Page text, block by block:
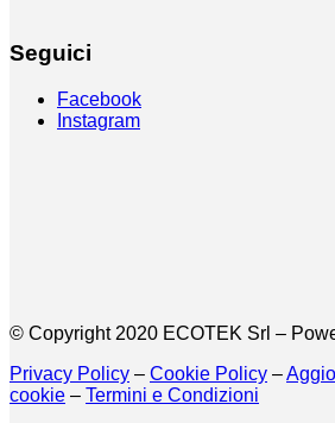
Seguici
Facebook
Instagram
© Copyright 2020 ECOTEK Srl –
Privacy Policy – Cookie Policy –
cookie – Termini e Condizioni